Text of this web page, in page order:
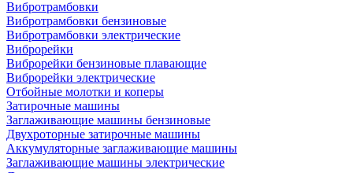
Вибротрамбовки
Вибротрамбовки бензиновые
Вибротрамбовки электрические
Виброрейки
Виброрейки бензиновые плавающие
Виброрейки электрические
Отбойные молотки и коперы
Затирочные машины
Заглаживающие машины бензиновые
Двухроторные затирочные машины
Аккумуляторные заглаживающие машины
Заглаживающие машины электрические